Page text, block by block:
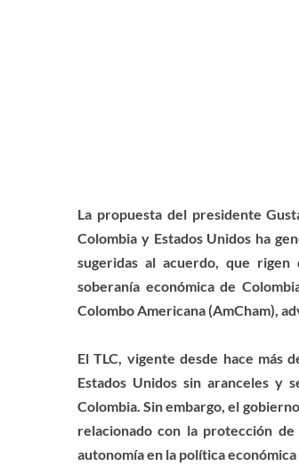
La propuesta del presidente
Colombia y Estados Unidos ha
sugeridas al acuerdo, que
soberanía económica de
Colombo Americana (AmCham),
El TLC, vigente desde hace más
Estados Unidos sin aranceles y
Colombia. Sin embargo, el
relacionado con la protección
autonomía en la política económica